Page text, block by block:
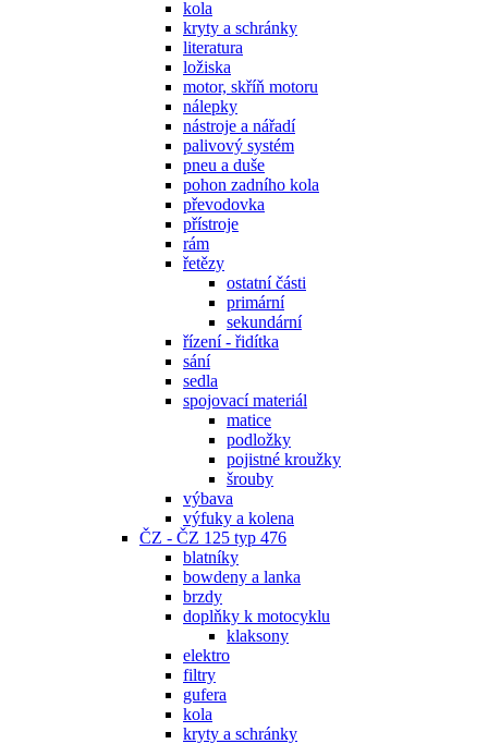
kola
kryty a schránky
literatura
ložiska
motor, skříň motoru
nálepky
nástroje a nářadí
palivový systém
pneu a duše
pohon zadního kola
převodovka
přístroje
rám
řetězy
ostatní části
primární
sekundární
řízení - řidítka
sání
sedla
spojovací materiál
matice
podložky
pojistné kroužky
šrouby
výbava
výfuky a kolena
ČZ - ČZ 125 typ 476
blatníky
bowdeny a lanka
brzdy
doplňky k motocyklu
klaksony
elektro
filtry
gufera
kola
kryty a schránky